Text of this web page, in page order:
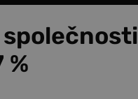
%